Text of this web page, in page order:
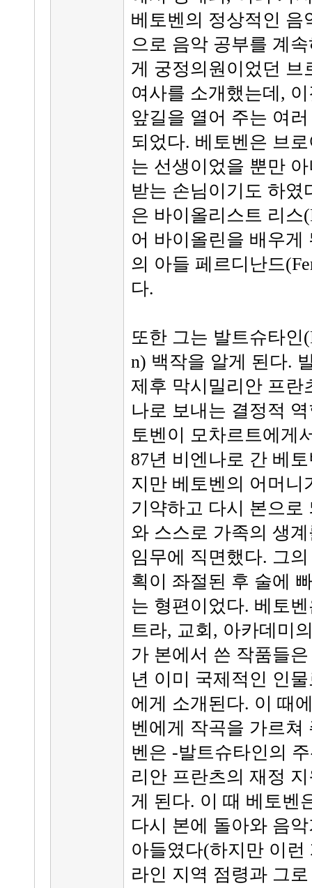
베토벤의 정상적인 음
으로 음악 공부를 계
게 궁정의원이었던 브
여사를 소개했는데,
앞길을 열어 주는 여
되었다. 베토벤은 브
는 선생이었을 뿐만
받는 손님이기도 하였
은 바이올리스트 리스
어 바이올린을 배우게
의 아들 페르디난드
다.
또한 그는 발트슈타인
n) 백작을 알게 된다.
제후 막시밀리안 프란
나로 보내는 결정적
토벤이 모차르트에게
87년 비엔나로 간 베
지만 베토벤의 어머니
기약하고 다시 본으로
와 스스로 가족의 생
임무에 직면했다. 그
획이 좌절된 후 술에
는 형편이었다. 베토
트라, 교회, 아카데미
가 본에서 쓴 작품들
년 이미 국제적인 인
에게 소개된다. 이 때
벤에게 작곡을 가르쳐
벤은 -발트슈타인의
리안 프란츠의 재정
게 된다. 이 때 베토벤
다시 본에 돌아와 음
아들였다(하지만 이
라인 지역 점령과 그